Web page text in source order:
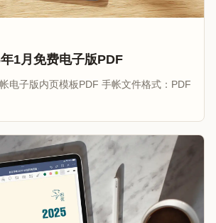
1月免费电子版PDF
电子版内页模板PDF 手帐文件格式：PDF